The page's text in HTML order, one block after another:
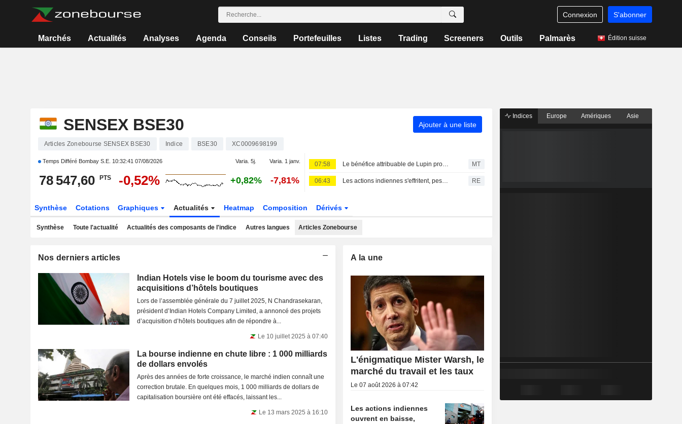
Connexion S'abonner
Marchés Actualités Analyses Agenda Conseils Portefeuilles Listes Trading Screeners Outils Palmarès Édition suisse
SENSEX BSE30 Ajouter à une liste
Articles Zonebourse SENSEX BSE30 Indice BSE30 XC0009698199
Temps Différé Bombay S.E. 10:32:41 07/08/2026 Varia. 5j. Varia. 1 janv.
78 547,60 PTS -0,52% +0,82% -7,81%
07:58 Le bénéfice attribuable de Lupin progresse de 16 % au premier trimestre fiscal MT
06:43 Les actions indiennes s'effritent, pesées par la finance et la hausse des prix du pétrole RE
Synthèse Cotations Graphiques Actualités Heatmap Composition Dérivés
Synthèse Toute l'actualité Actualités des composants de l'indice Autres langues Articles Zonebourse
Nos derniers articles
Indian Hotels vise le boom du tourisme avec des
acquisitions d’hôtels boutiques
Lors de l’assemblée générale du 7 juillet 2025, N Chandrasekaran,
président d’Indian Hotels Company Limited, a annoncé des projets
d’acquisition d’hôtels boutiques afin de répondre à...
Le 10 juillet 2025 à 07:40
La bourse indienne en chute libre : 1 000 milliards
de dollars envolés
Après des années de forte croissance, le marché indien connaît une
correction brutale. En quelques mois, 1 000 milliards de dollars de
capitalisation boursière ont été effacés, laissant les...
Le 13 mars 2025 à 16:10
A la une
L'énigmatique Mister Warsh, le
marché du travail et les taux
Le 07 août 2026 à 07:42
Les actions indiennes
ouvrent en baisse,
Indices Europe Amériques Asie